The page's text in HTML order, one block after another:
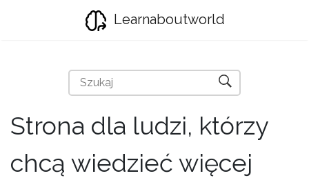
Learnaboutworld
Strona dla ludzi, którzy
chcą wiedzieć więcej